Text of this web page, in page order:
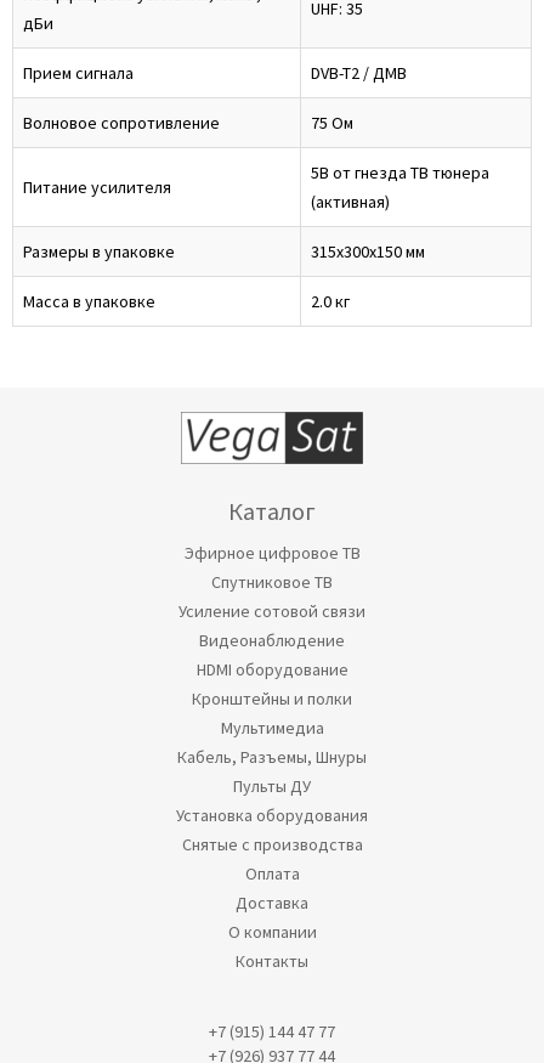
дБи
UHF: 35
Прием сигнала DVB-T2 / ДМВ
Волновое сопротивление 75 Ом
Питание усилителя
5В от гнезда ТВ тюнера
(активная)
Размеры в упаковке 315x300x150 мм
Масса в упаковке 2.0 кг
Каталог
Эфирное цифровое ТВ
Спутниковое ТВ
Усиление сотовой связи
Видеонаблюдение
HDMI оборудование
Кронштейны и полки
Мультимедиа
Кабель, Разъемы, Шнуры
Пульты ДУ
Установка оборудования
Снятые с производства
Оплата
Доставка
О компании
Контакты
+7 (915) 144 47 77
+7 (926) 937 77 44